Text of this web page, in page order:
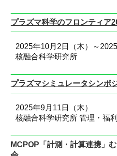
プラズマ科学のフロンティア
2025年10月2日（木）～
核融合科学研究所
プラズマシミュレータシンポ
2025年9月11日（木）
核融合科学研究所 管理・福
MCPOP「計測・計算連携」